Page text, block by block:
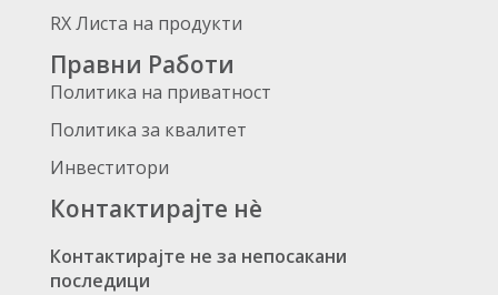
RX Листа на продукти
Правни Работи
Политика на приватност
Политика за квалитет
Инвеститори
Контактирајте нè
Контактирајте не за непосакани
последици